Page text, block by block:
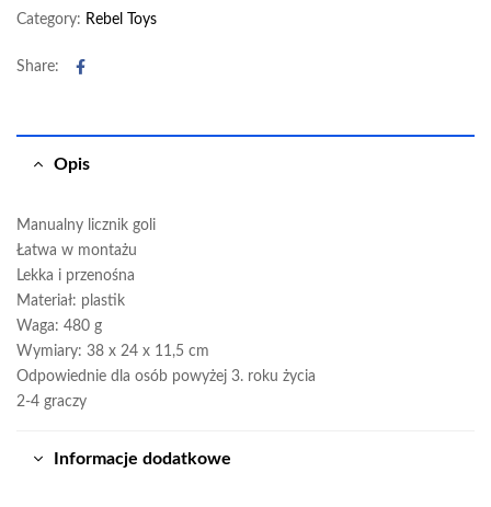
Category: Rebel Toys
Share: Facebook
Opis
Manualny licznik goli
Łatwa w montażu
Lekka i przenośna
Materiał: plastik
Waga: 480 g
Wymiary: 38 x 24 x 11,5 cm
Odpowiednie dla osób powyżej 3. roku życia
2-4 graczy
Informacje dodatkowe